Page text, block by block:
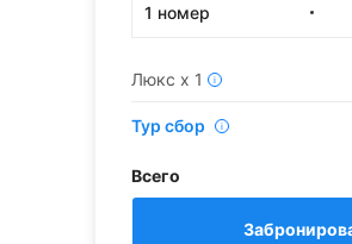
1 номер
Люкс x 1 i
Тур сбор i
Всего